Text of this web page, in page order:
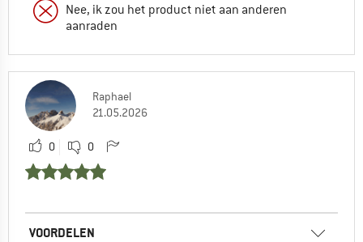
Nee, ik zou het product niet aan anderen
aanraden
Raphael
21.05.2026
0 0
VOORDELEN